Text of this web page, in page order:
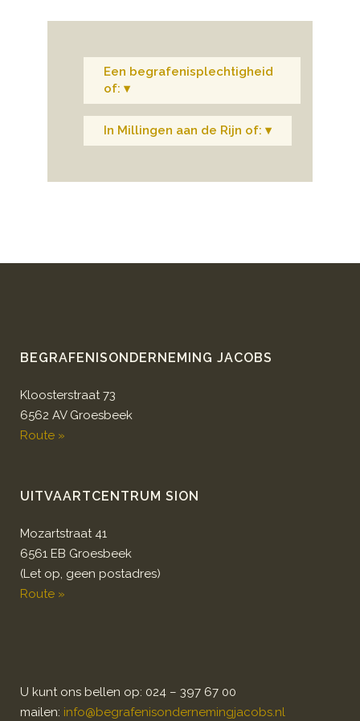
Een begrafenisplechtigheid
of: ▾
In Millingen aan de Rijn of: ▾
BEGRAFENISONDERNEMING JACOBS
Kloosterstraat 73
6562 AV Groesbeek
Route »
UITVAARTCENTRUM SION
Mozartstraat 41
6561 EB Groesbeek
(Let op, geen postadres)
Route »
U kunt ons bellen op: 024 – 397 67 00
mailen: info@begrafenisondernemingjacobs.nl